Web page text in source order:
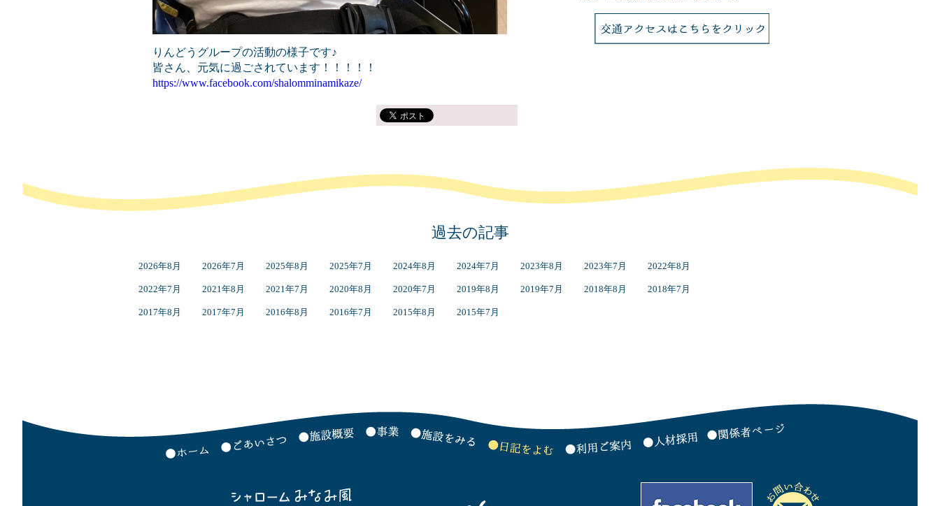
りんどうグループの活動の様子です♪
皆さん、元気に過ごされています！！！！！
https://www.facebook.com/shalomminamikaze/
過去の記事
2026年8月 2026年7月 2025年8月 2025年7月 2024年8月 2024年7月 2023年8月 2023年7月 2022年8月
2022年7月 2021年8月 2021年7月 2020年8月 2020年7月 2019年8月 2019年7月 2018年8月 2018年7月
2017年8月 2017年7月 2016年8月 2016年7月 2015年8月 2015年7月